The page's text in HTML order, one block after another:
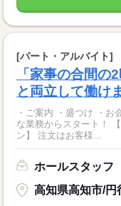
[パート・アルバイト]
「家事の合間
と両立して働け
・ご案内 ・盛つけ ・
な業務からスタート！ 【セルフオーダー導入なので接客がカンタ
ン】 注文はお客様...
ホールスタッフ
高知県高知市/円